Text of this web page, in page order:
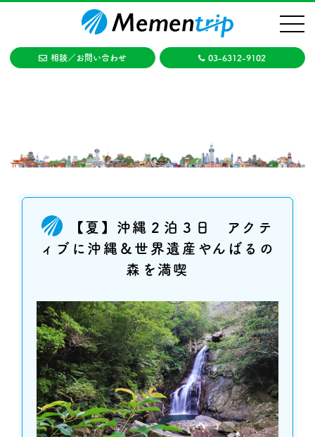
相談／お問い合わせ 03-6312-9102
【夏】沖縄２泊３日 アクティブに沖縄＆世界遺産やんばるの森を満
【夏】沖縄２泊３日 アクテ
ィブに沖縄＆世界遺産やんばるの
森を満喫